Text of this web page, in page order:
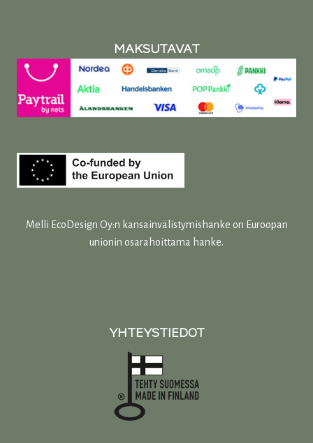
MAKSUTAVAT
Melli EcoDesign Oy:n kansainvälistymishanke on Euroopan
unionin osarahoittama hanke.
YHTEYSTIEDOT